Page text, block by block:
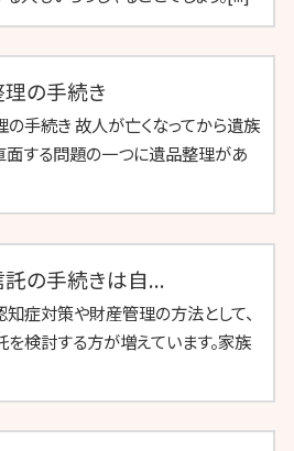
の手続き
の手続き 故人が亡くなってから遺族
面する問題の一つに遺品整理があ
の手続きは自...
症対策や財産管理の方法として、
を検討する方が増えています。家族